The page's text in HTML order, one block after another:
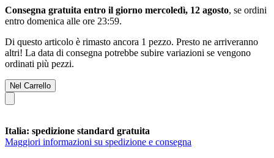
Consegna gratuita entro il giorno mercoledì, 12 agosto, se ordini
entro domenica alle ore 23:59.
Di questo articolo è rimasto ancora 1 pezzo. Presto ne arriveranno
altri! La data di consegna potrebbe subire variazioni se vengono
ordinati più pezzi.
Nel Carrello
Italia: spedizione standard gratuita
Maggiori informazioni su spedizione e consegna